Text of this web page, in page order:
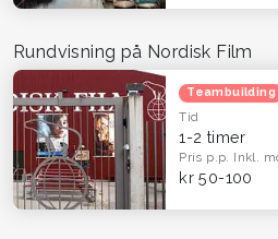
Rundvisning på Nordisk Film
Teambuilding
Tid
1-2 timer
Pris p.p. Inkl.
kr 50-100